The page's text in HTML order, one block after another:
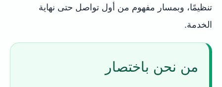
تنظيمًا، وبمسار مفهوم من أول تواصل حتى نهاية
الخدمة.
من نحن باختصار